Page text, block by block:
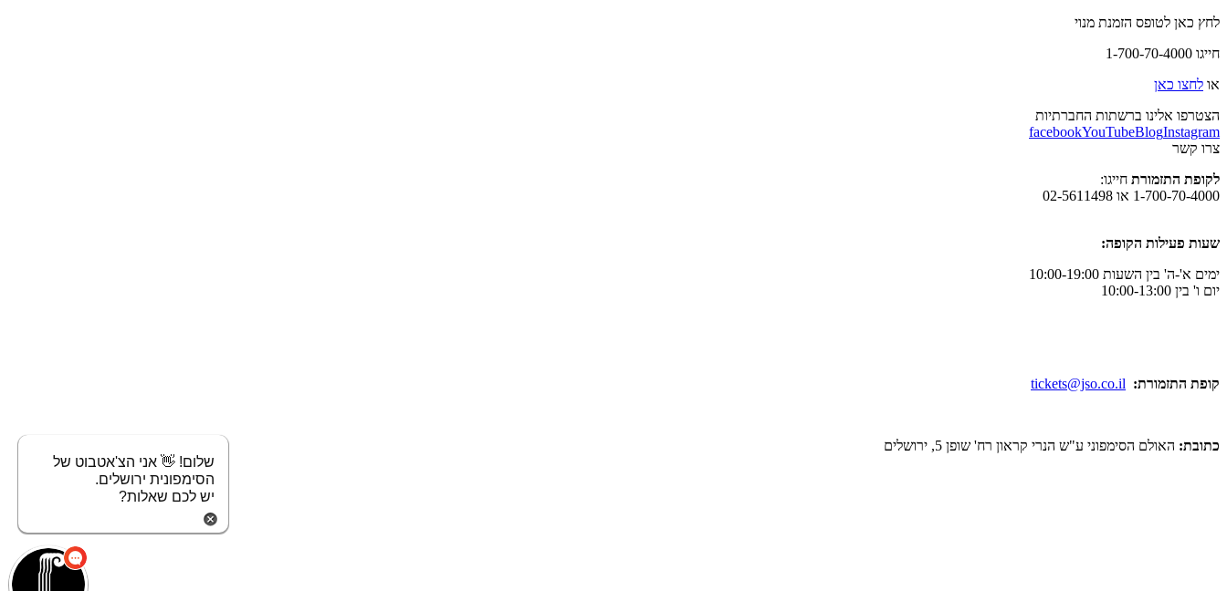
לחץ כאן לטופס הזמנת מנוי
חייגו 1-700-70-4000
או לחצו כאן
הצטרפו אלינו ברשתות החברתיות
facebookYouTubeBlogInstagram
צרו קשר
לקופת התזמורת חייגו:
1-700-70-4000 או 02-5611498
שעות פעילות הקופה:
ימים א'-ה' בין השעות 10:00-19:00
יום ו' בין 10:00-13:00
קופת התזמורת: tickets@jso.co.il
כתובת: האולם הסימפוני ע"ש הנרי קראון רח' שופן 5, ירושלים
שלום! 👋 אני הצ'אטבוט של
הסימפונית ירושלים.
יש לכם שאלות?